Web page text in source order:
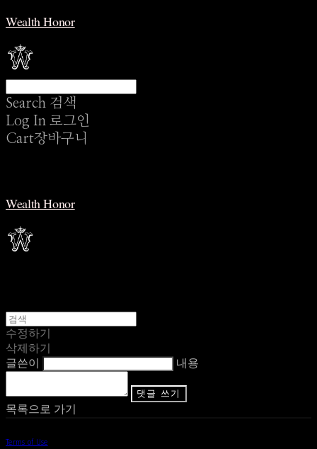
Wealth Honor
Search 검색
Log In 로그인
Cart장바구니
Wealth Honor
수정하기
삭제하기
글쓴이
내용
댓글 쓰기
목록으로 가기
Terms of Use